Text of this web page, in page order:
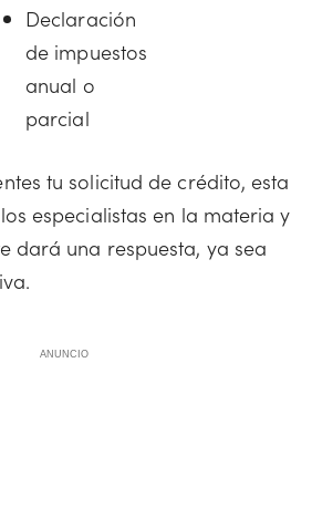
Declaración
de impuestos
anual o
parcial
tu solicitud de crédito, esta
especialistas en la materia y
dará una respuesta, ya sea
ANUNCIO